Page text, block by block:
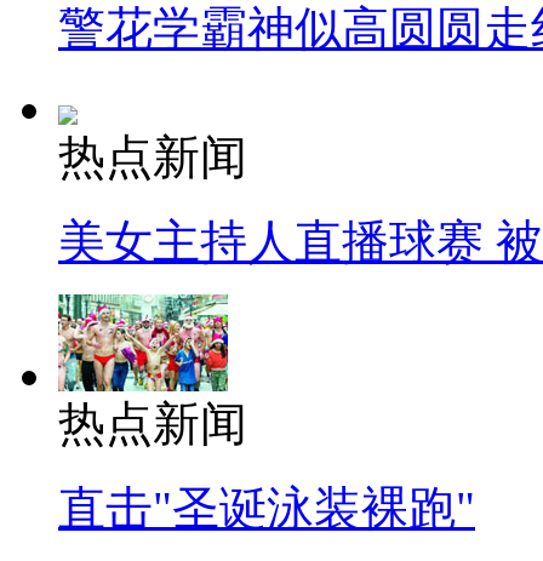
警花学霸神似高圆圆走
热点新闻
美女主持人直播球赛
热点新闻
直击"圣诞泳装裸跑"